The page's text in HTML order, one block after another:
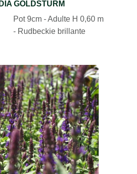
GOLDSTURM
Pot 9cm - Adulte H 0,60 m
- Rudbeckie brillante